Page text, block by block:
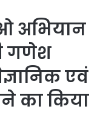
अभियान
गणेश
एवं
का किया